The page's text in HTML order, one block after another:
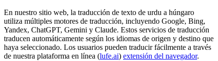
En nuestro sitio web, la traducción de texto de urdu a húngaro
utiliza múltiples motores de traducción, incluyendo Google, Bing,
Yandex, ChatGPT, Gemini y Claude. Estos servicios de traducción
traducen automáticamente según los idiomas de origen y destino que
haya seleccionado. Los usuarios pueden traducir fácilmente a través
de nuestra plataforma en línea (lufe.ai) extensión del navegador.